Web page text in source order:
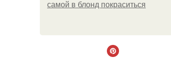
самой в блонд покраситься